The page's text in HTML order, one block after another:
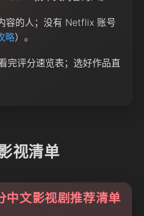
容的人；没有 Netflix 账号
略）。
完评分速览表；选好作品直
视清单
文影视剧推荐清单